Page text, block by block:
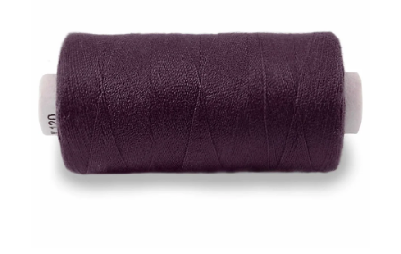
hvězdiček.